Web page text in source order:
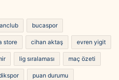
bucaspor
store cihan aktaş evren yigit
lig sıralaması maç özeti
puan durumu